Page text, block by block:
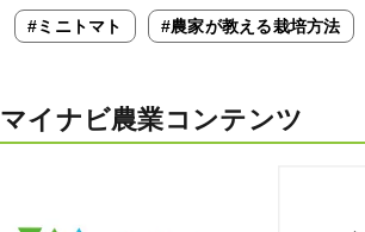
#ミニトマト #農家が教える栽培方法
マイナビ農業コンテンツ